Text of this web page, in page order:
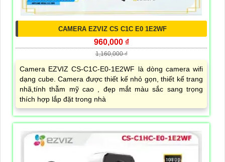
CAMERA EZVIZ CS C1C E0 1E2WF
960,000 ₫
1,160,000 ₫
Camera EZVIZ CS-C1C-E0-1E2WF là dòng camera wifi
dạng cube. Camera được thiết kế nhỏ gọn, thiết kế trang
nhã,tính thẫm mỹ cao , đẹp mắt màu sắc sang trọng
thích hợp lắp đặt trong nhà